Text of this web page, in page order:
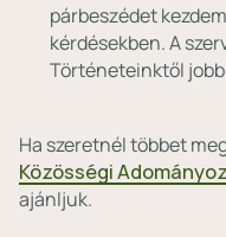
párbeszédet
kérdésekben. A
Történeteinktől jobb
Ha szeretnél többet
Közösségi
ajánljuk.